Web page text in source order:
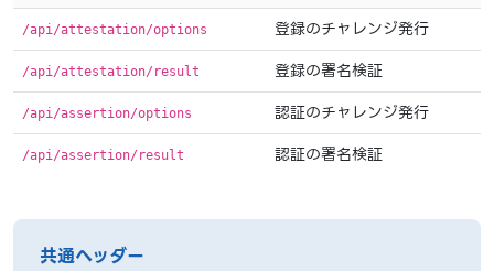
/api/attestation/options 登録のチャレンジ発行
/api/attestation/result 登録の署名検証
/api/assertion/options 認証のチャレンジ発行
/api/assertion/result 認証の署名検証
共通ヘッダー